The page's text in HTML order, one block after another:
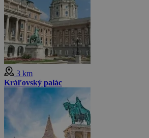
3 km
Kráľovský palác